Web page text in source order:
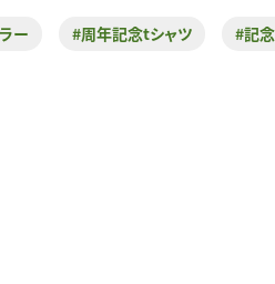
ー #周年記念tシャツ #記